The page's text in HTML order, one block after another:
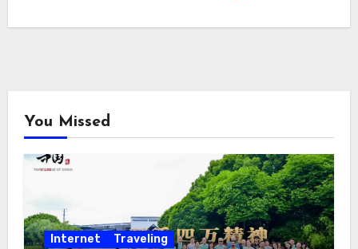
You Missed
Internet Traveling